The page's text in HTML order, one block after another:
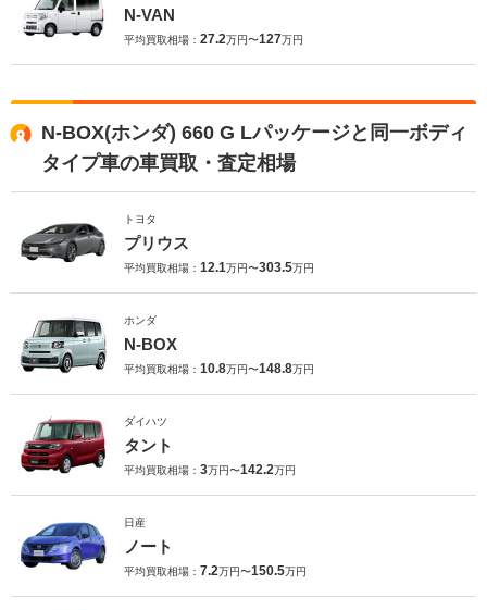
N-VAN
平均買取相場： 27.2万円〜127万円
N-BOX(ホンダ) 660 G Lパッケージと同一ボディ
タイプ車の車買取・査定相場
トヨタ
プリウス
平均買取相場： 12.1万円〜303.5万円
ホンダ
N-BOX
平均買取相場： 10.8万円〜148.8万円
ダイハツ
タント
平均買取相場： 3万円〜142.2万円
日産
ノート
平均買取相場： 7.2万円〜150.5万円